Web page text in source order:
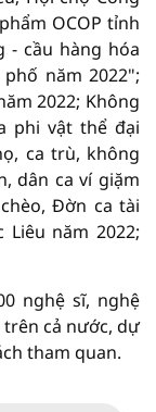
OCOP tỉnh
- cầu hàng hóa
năm 2022";
2022; Không
phi vật thể đại
ca trù, không
dân ca ví giặm
Đờn ca tài
năm 2022;
nghệ sĩ, nghệ
trên cả nước, dự
tham quan.